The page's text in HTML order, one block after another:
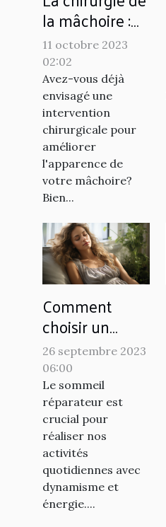
la mâchoire :
une alternative
au
renforcement
naturel ?
11 octobre 2023
02:02
Avez-vous déjà
envisagé une
intervention
chirurgicale pour
améliorer
l'apparence de
votre mâchoire?
Bien...
Comment
choisir un
matelas
hybride pour
un sommeil
réparateur
26 septembre 2023
06:00
Le sommeil
réparateur est
crucial pour
réaliser nos
activités
quotidiennes avec
dynamisme et
énergie....